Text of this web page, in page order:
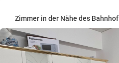
Zimmer in der Nähe des Bahnhof